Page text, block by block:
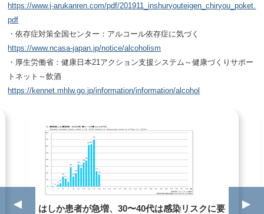
https://www.j-arukanren.com/pdf/201911_inshuryouteigen_chiryou_poket.
pdf
・依存症対策全国センター：アルコール依存症に気づく
https://www.ncasa-japan.jp/notice/alcoholism
・厚生労働省：健康日本21アクション支援システム～健康づくりサポー
トネット～飲酒
https://kennet.mhlw.go.jp/information/information/alcohol
はしか患者が急増、30〜40代は感染リスクに要